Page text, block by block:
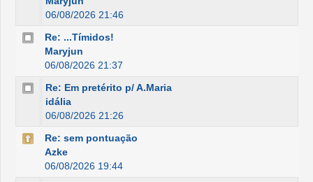
06/08/2026 21:46
Re: ...Tímidos!
Maryjun
06/08/2026 21:37
Re: Em pretérito p/ A.Maria
idália
06/08/2026 21:26
Re: sem pontuação
Azke
06/08/2026 19:44